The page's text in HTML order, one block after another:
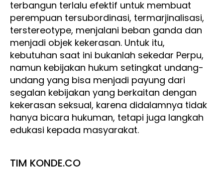
terbangun terlalu efektif untuk membuat
perempuan tersubordinasi, termarjinalisasi,
terstereotype, menjalani beban ganda dan
menjadi objek kekerasan. Untuk itu,
kebutuhan saat ini bukanlah sekedar Perpu,
namun kebijakan hukum setingkat undang-
undang yang bisa menjadi payung dari
segalan kebijakan yang berkaitan dengan
kekerasan seksual, karena didalamnya tidak
hanya bicara hukuman, tetapi juga langkah
edukasi kepada masyarakat.
TIM KONDE.CO